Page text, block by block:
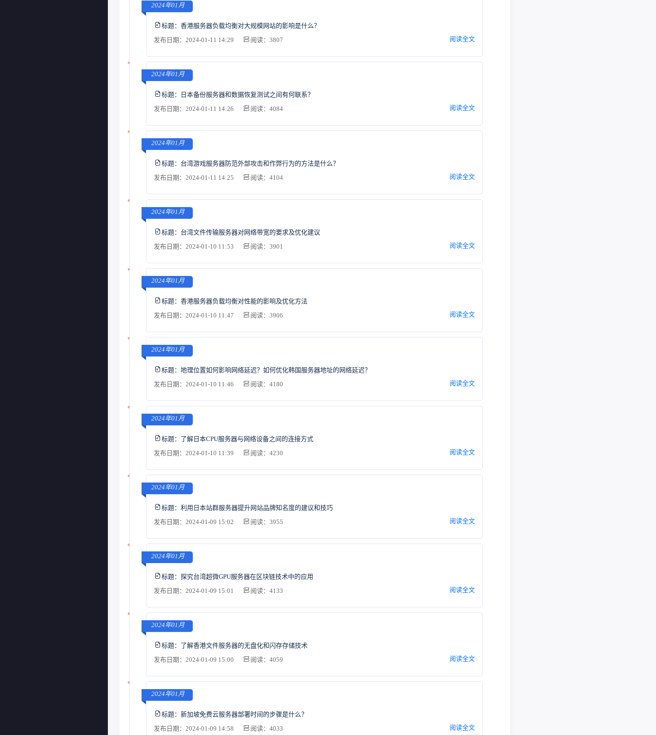
2024年01月
标题： 香港服务器负载均衡对大规模网站的影响是什么？
发布日期：2024-01-11 14:29
阅读：3807 阅读全文
2024年01月
标题：
日本备份服务器和数据恢复测试之间有何联系？
发布日期：2024-01-11 14:26
阅读：4084 阅读全文
2024年01月
标题： 台湾游戏服务器防范外部攻击和作弊行为的方法是什么？
发布日期：2024-01-11 14:25
阅读：4104 阅读全文
2024年01月
标题： 台湾文件传输服务器对网络带宽的要求及优化建议
发布日期：2024-01-10 11:53
阅读：3901 阅读全文
2024年01月
标题： 香港服务器负载均衡对性能的影响及优化方法
发布日期：2024-01-10 11:47
阅读：3906 阅读全文
2024年01月
标题： 地理位置如何影响网络延迟？如何优化韩国服务器地址的网络延迟？
发布日期：2024-01-10 11:46
阅读：4180 阅读全文
2024年01月
标题： 了解日本CPU服务器与网络设备之间的连接方式
发布日期：2024-01-10 11:39
阅读：4230 阅读全文
2024年01月
标题： 利用日本站群服务器提升网站品牌知名度的建议和技巧
发布日期：2024-01-09 15:02
阅读：3955 阅读全文
2024年01月
标题： 探究台湾超微GPU服务器在区块链技术中的应用
发布日期：2024-01-09 15:01
阅读：4133 阅读全文
2024年01月
标题： 了解香港文件服务器的无盘化和闪存存储技术
发布日期：2024-01-09 15:00
阅读：4059 阅读全文
2024年01月
标题： 新加坡免费云服务器部署时间的步骤是什么？
发布日期：2024-01-09 14:58
阅读：4033 阅读全文